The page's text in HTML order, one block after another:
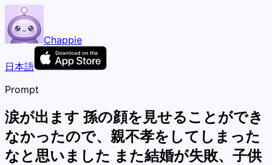
Chappie
日本語
Prompt
涙が出ます 孫の顔を見せることができ
なかったので、親不孝をしてしまった
なと思いました また結婚が失敗、子供